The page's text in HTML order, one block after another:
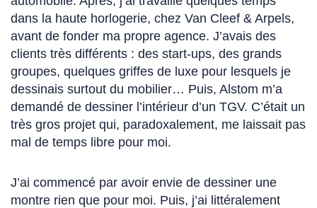
dans la haute horlogerie, chez Van Cleef & Arpels,
avant de fonder ma propre agence. J’avais des
clients très différents : des start-ups, des grands
groupes, quelques griffes de luxe pour lesquels je
dessinais surtout du mobilier… Puis, Alstom m’a
demandé de dessiner l’intérieur d’un TGV. C’était un
très gros projet qui, paradoxalement, me laissait pas
mal de temps libre pour moi.
J’ai commencé par avoir envie de dessiner une
montre rien que pour moi. Puis, j’ai littéralement